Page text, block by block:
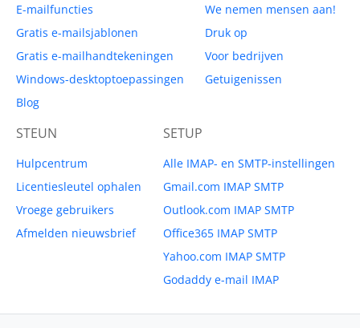
E-mailfuncties
Gratis e-mailsjablonen
Gratis e-mailhandtekeningen
Windows-desktoptoepassingen
Blog
We nemen mensen aan!
Druk op
Voor bedrijven
Getuigenissen
STEUN
Hulpcentrum
Licentiesleutel ophalen
Vroege gebruikers
Afmelden nieuwsbrief
SETUP
Alle IMAP- en SMTP-instellingen
Gmail.com IMAP SMTP
Outlook.com IMAP SMTP
Office365 IMAP SMTP
Yahoo.com IMAP SMTP
Godaddy e-mail IMAP